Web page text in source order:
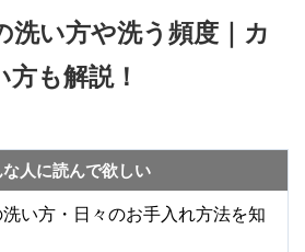
洗い方や洗う頻度｜カ
も解説！
な人に読んで欲しい
い方・日々のお手入れ方法を知